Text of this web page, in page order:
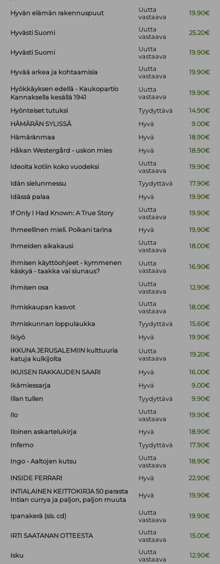
Hyvän elämän rakennuspuut
Uutta
vastaava
19.90€
Hyvästi Suomi
Uutta
vastaava
25.20€
Hyvästi Suomi
Uutta
vastaava
19.90€
Hyvää arkea ja kohtaamisia
Uutta
vastaava
19.90€
Hyökkäyksen edellä - Kaukopartio
Kannaksella kesällä 1941
Uutta
vastaava
19.90€
Hyönteiset tutuksi Tyydyttävä
14.90€
HÄMÄRÄN SYLISSÄ
Hyvä
9.00€
Hämäränmaa
Hyvä
18.90€
Håkan Westergård - uskon mies
Hyvä 18.90€
Ideoita kotiin koko vuodeksi
Uutta
vastaava
19.90€
Idän sielunmessu Tyydyttävä
17.90€
Idässä palaa
Hyvä 19.90€
If Only I Had Known: A True Story
Uutta
vastaava
19.90€
Ihmeellinen mieli. Poikani tarina Hyvä 19.90€
Ihmeiden aikakausi
Uutta
vastaava
18.00€
Ihmisen käyttöohjeet - kymmenen
käskyä - taakka vai siunaus?
Uutta
vastaava
16.90€
Ihmisen osa
Uutta
vastaava
12.90€
Ihmiskaupan kasvot
Uutta
vastaava
18.00€
Ihmiskunnan loppulaukka Tyydyttävä
15.60€
Ikiyö
Hyvä
19.90€
IKKUNA JERUSALEMIIN kulttuuria
katuja kulkijoita
Uutta
vastaava
19.20€
IKUISEN RAKKAUDEN SAARI Hyvä
16.00€
Ikämiessarja
Hyvä
9.00€
Illan tullen
Tyydyttävä 9.90€
Ilo
Uutta
vastaava
19.90€
Iloinen askartelukirja Hyvä
18.90€
Inferno
Tyydyttävä 17.90€
Ingo - Aaltojen kutsu
Uutta
vastaava
18.90€
INSIDE FERRARI Hyvä
22.90€
INTIALAINEN KEITTOKIRJA 50 parasta
Intian currya ja paljon, paljon muuta
Hyvä 19.90€
Ipanakerä (sis. cd)
Uutta
vastaava
19.90€
IRTI SAATANAN OTTEESTA
Uutta
vastaava
15.00€
Isku
Uutta
vastaava
12.90€